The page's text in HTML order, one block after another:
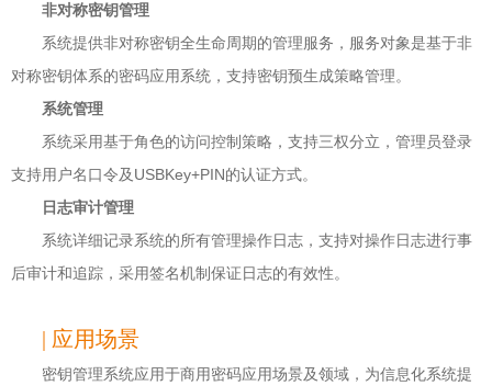
非对称密钥管理
系统提供非对称密钥全生命周期的管理服务，服务对象是基于非
对称密钥体系的密码应用系统，支持密钥预生成策略管理。
系统管理
系统采用基于角色的访问控制策略，支持三权分立，管理员登录
支持用户名口令及USBKey+PIN的认证方式。
日志审计管理
系统详细记录系统的所有管理操作日志，支持对操作日志进行事
后审计和追踪，采用签名机制保证日志的有效性。
| 应用场景
密钥管理系统应用于商用密码应用场景及领域，为信息化系统提